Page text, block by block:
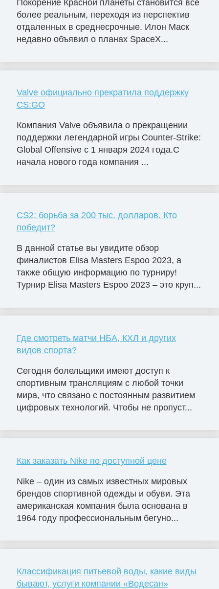
Покорение Красной планеты становится все
более реальным, переходя из перспектив
отдаленных в среднесрочные. Илон Маск
недавно объявил о планах SpaceX...
Valve официально прекратила поддержку
CS:GO
Компания Valve объявила о прекращении
поддержки легендарной игры Counter-Strike:
Global Offensive с 1 января 2024 года.С
начала нового года компания ...
CS2: борьба за 200 тыс. долларов. Кто
победит?
В данной статье вы увидите обзор
финалистов Elisa Masters Espoо 2023, а
также общую информацию по турниру!
Турнир Elisa Masters Espoo 2023 – это круп...
Где смотреть матчи НБА, КХЛ и других
видов спорта?
Сегодня болельщики имеют доступ к
спортивным трансляциям с любой точки
мира, что связано с постоянным развитием
цифровых технологий. Чтобы не пропуст...
Как заказать Nike по доступной цене
Nike – один из самых известных мировых
брендов спортивной одежды и обуви. Эта
американская компания была основана в
1964 году профессиональным бегуно...
Классификация питьевой воды, какие виды
бывают, услуги компании «Водесан»